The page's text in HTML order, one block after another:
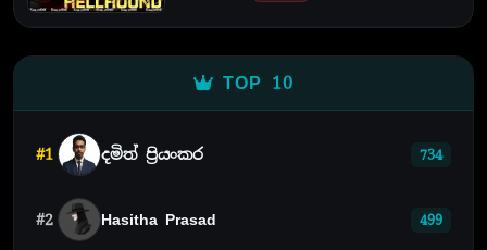
TOP 10
#1 දමිත් ප්‍රියංකර 734
#2 Hasitha Prasad 499